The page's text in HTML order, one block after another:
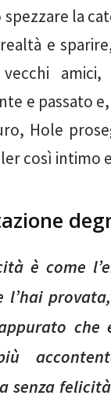
la
e
amici,
e passato
Hole
così intimo
è come
l’hai
che
senza